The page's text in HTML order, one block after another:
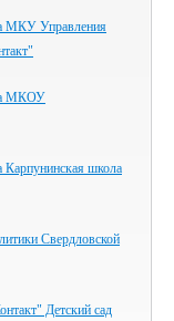
МКУ Управления
МКОУ
Карпунинская школа
Свердловской
Детский сад